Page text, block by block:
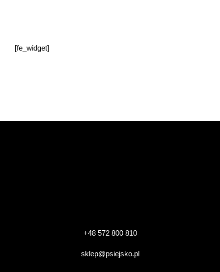
[fe_widget]
+48 572 800 810
sklep@psiejsko.pl